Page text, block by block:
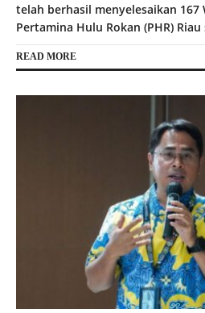
telah berhasil menyelesaikan 167
Pertamina Hulu Rokan (PHR)
READ MORE